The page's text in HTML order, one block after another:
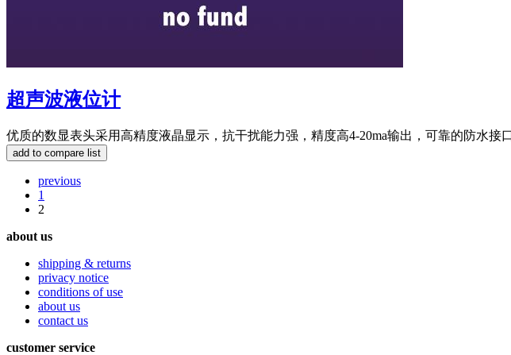
超声波液位计
优质的数显表头采用高精度液晶显示，抗干扰能力强，精度高4-20ma输出，可靠的防水接
previous
1
2
about us
shipping & returns
privacy notice
conditions of use
about us
contact us
customer service